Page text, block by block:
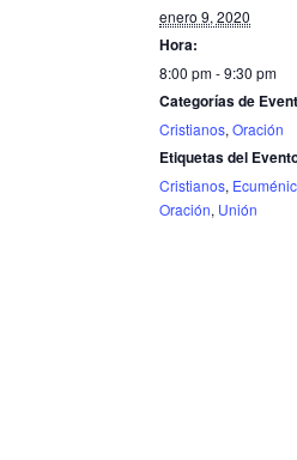
enero 9, 2020
Hora:
8:00 pm - 9:30 pm
Categorías de
Cristianos, Oración
Etiquetas del
Cristianos,
Oración, Unión